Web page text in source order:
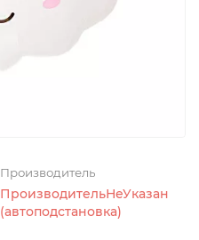
Производитель
ПроизводительНеУказан
(автоподстановка)